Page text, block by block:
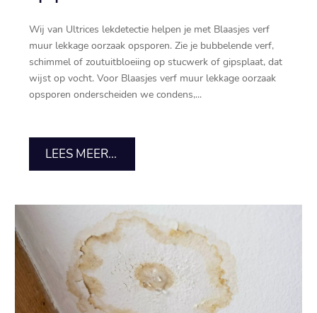
Wij van Ultrices lekdetectie helpen je met Blaasjes verf
muur lekkage oorzaak opsporen.​ Zie je bubbelende verf,
schimmel of zoutuitbloeiing op stucwerk of gipsplaat, dat
wijst op vocht.​ Voor Blaasjes verf muur lekkage oorzaak
opsporen onderscheiden we condens,...
LEES MEER...